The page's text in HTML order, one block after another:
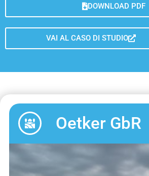
DOWNLOAD PDF
VAI AL CASO DI STUDIO
Oetker GbR